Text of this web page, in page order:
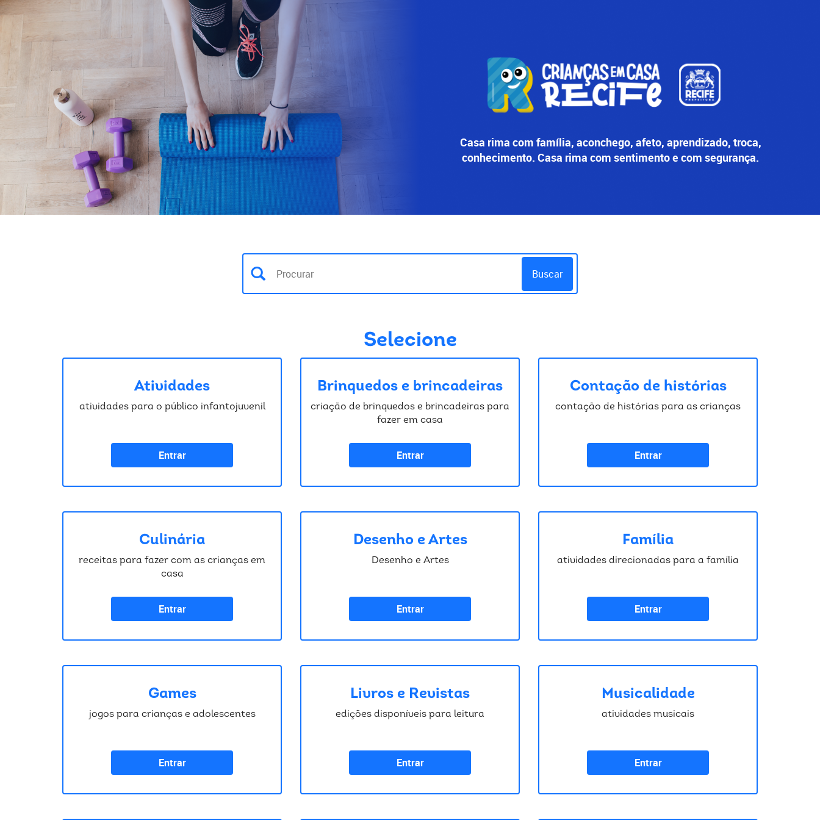
Casa rima com família, aconchego, afeto, aprendizado, troca,
conhecimento. Casa rima com sentimento e com segurança.
Buscar
Selecione
Atividades
atividades para o público infantojuvenil
Entrar
Brinquedos e brincadeiras
criação de brinquedos e brincadeiras para
fazer em casa
Entrar
Contação de histórias
contação de histórias para as crianças
Entrar
Culinária
receitas para fazer com as crianças em
casa
Entrar
Desenho e Artes
Desenho e Artes
Entrar
Família
atividades direcionadas para a família
Entrar
Games
jogos para crianças e adolescentes
Entrar
Livros e Revistas
edições disponíveis para leitura
Entrar
Musicalidade
atividades musicais
Entrar